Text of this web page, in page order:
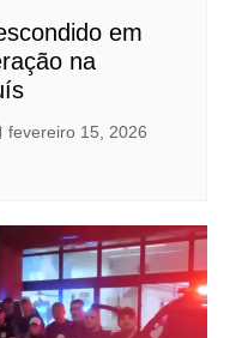
em
na
fevereiro 15, 2026